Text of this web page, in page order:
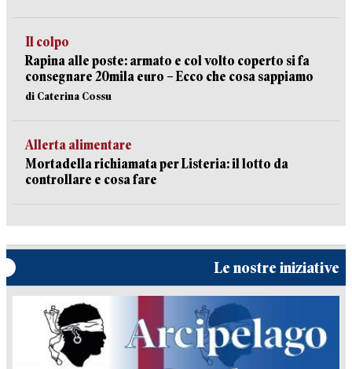
Il colpo
Rapina alle poste: armato e col volto coperto si fa
consegnare 20mila euro – Ecco che cosa sappiamo
di Caterina Cossu
Allerta alimentare
Mortadella richiamata per Listeria: il lotto da
controllare e cosa fare
Le nostre iniziative